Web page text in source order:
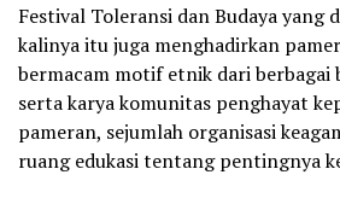
Festival Toleransi dan Budaya yang
kalinya itu juga menghadirkan
bermacam motif etnik dari berbagai
serta karya komunitas penghayat
pameran, sejumlah organisasi
ruang edukasi tentang pentingnya